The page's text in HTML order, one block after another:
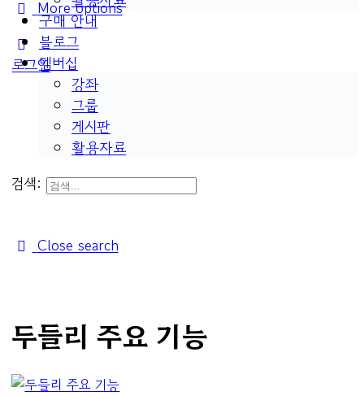
More options
로그인
구매 안내
블로그
멤버십
강좌
그룹
게시판
활용자료
검색:
Close search
두들리 주요 기능